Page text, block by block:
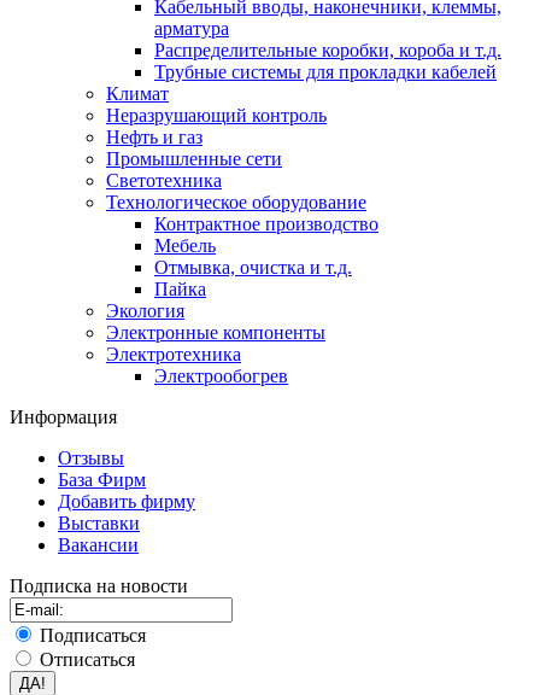
Кабельный вводы, наконечники, клеммы,
арматура
Распределительные коробки, короба и т.д.
Трубные системы для прокладки кабелей
Климат
Неразрушающий контроль
Нефть и газ
Промышленные сети
Светотехника
Технологическое оборудование
Контрактное производство
Мебель
Отмывка, очистка и т.д.
Пайка
Экология
Электронные компоненты
Электротехника
Электрообогрев
Информация
Отзывы
База Фирм
Добавить фирму
Выставки
Вакансии
Подписка на новости
Подписаться
Отписаться